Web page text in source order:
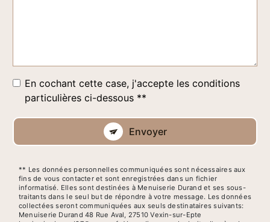
En cochant cette case, j'accepte les conditions
particulières ci-dessous **
Envoyer
** Les données personnelles communiquées sont nécessaires aux
fins de vous contacter et sont enregistrées dans un fichier
informatisé. Elles sont destinées à Menuiserie Durand et ses sous-
traitants dans le seul but de répondre à votre message. Les données
collectées seront communiquées aux seuls destinataires suivants:
Menuiserie Durand 48 Rue Aval, 27510 Vexin-sur-Epte